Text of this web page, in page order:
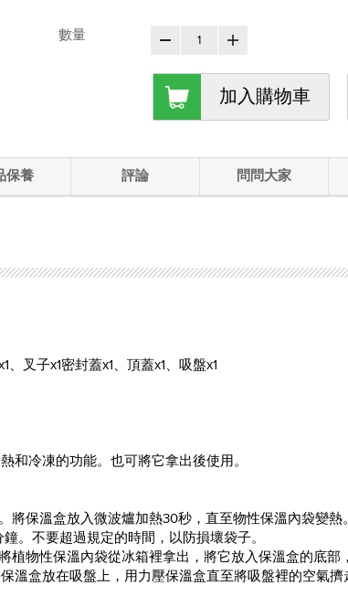
數量
加入購物車
保養 評論 問問大家
叉子x1密封蓋x1、頂蓋x1、吸盤x1
和冷凍的功能。也可將它拿出後使用。
保溫盒放入微波爐加熱30秒，直至物性保溫內袋變熱。
。不要超過規定的時間，以防損壞袋子。
物性保溫內袋從冰箱裡拿出，將它放入保溫盒的底部
溫盒放在吸盤上，用力壓保溫盒直至將吸盤裡的空氣擠